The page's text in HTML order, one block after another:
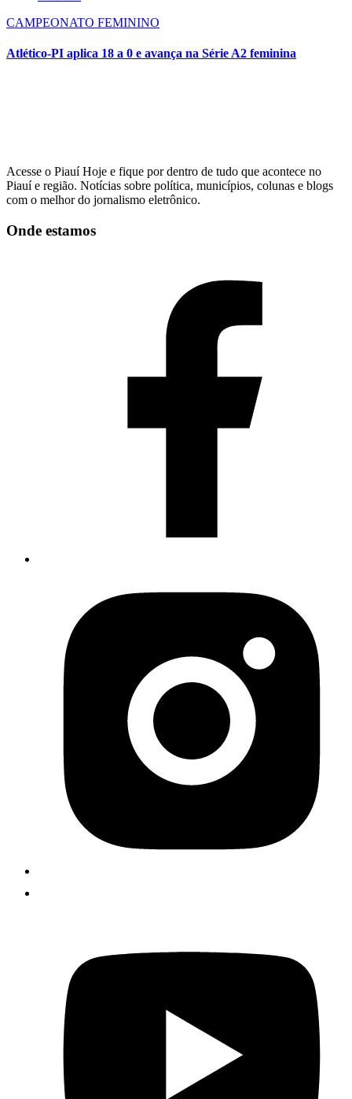
CAMPEONATO FEMININO
Atlético-PI aplica 18 a 0 e avança na Série A2 feminina
Acesse o Piauí Hoje e fique por dentro de tudo que acontece no
Piauí e região. Notícias sobre política, municípios, colunas e blogs
com o melhor do jornalismo eletrônico.
Onde estamos